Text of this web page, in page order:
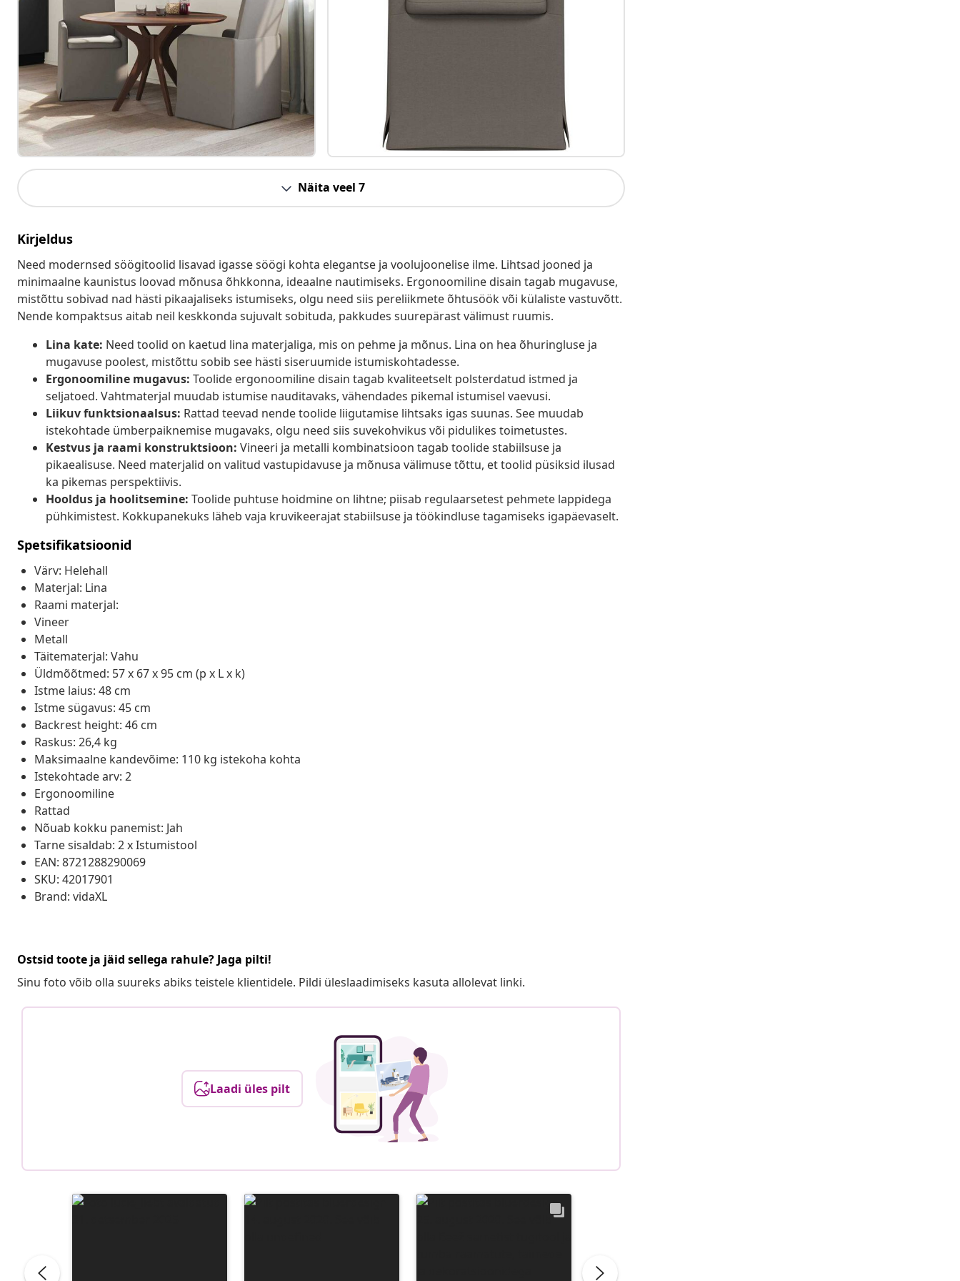
Näita veel 7
Kirjeldus
Need modernsed söögitoolid lisavad igasse söögi kohta elegantse ja voolujoonelise ilme. Lihtsad jooned ja
minimaalne kaunistus loovad mõnusa õhkkonna, ideaalne nautimiseks. Ergonoomiline disain tagab mugavuse,
mistõttu sobivad nad hästi pikaajaliseks istumiseks, olgu need siis pereliikmete õhtusöök või külaliste vastuvõtt.
Nende kompaktsus aitab neil keskkonda sujuvalt sobituda, pakkudes suurepärast välimust ruumis.
Lina kate: Need toolid on kaetud lina materjaliga, mis on pehme ja mõnus. Lina on hea õhuringluse ja
mugavuse poolest, mistõttu sobib see hästi siseruumide istumiskohtadesse.
Ergonoomiline mugavus: Toolide ergonoomiline disain tagab kvaliteetselt polsterdatud istmed ja
seljatoed. Vahtmaterjal muudab istumise nauditavaks, vähendades pikemal istumisel vaevusi.
Liikuv funktsionaalsus: Rattad teevad nende toolide liigutamise lihtsaks igas suunas. See muudab
istekohtade ümberpaiknemise mugavaks, olgu need siis suvekohvikus või pidulikes toimetustes.
Kestvus ja raami konstruktsioon: Vineeri ja metalli kombinatsioon tagab toolide stabiilsuse ja
pikaealisuse. Need materjalid on valitud vastupidavuse ja mõnusa välimuse tõttu, et toolid püsiksid ilusad
ka pikemas perspektiivis.
Hooldus ja hoolitsemine: Toolide puhtuse hoidmine on lihtne; piisab regulaarsetest pehmete lappidega
pühkimistest. Kokkupanekuks läheb vaja kruvikeerajat stabiilsuse ja töökindluse tagamiseks igapäevaselt.
Spetsifikatsioonid
Värv: Helehall
Materjal: Lina
Raami materjal:
Vineer
Metall
Täitematerjal: Vahu
Üldmõõtmed: 57 x 67 x 95 cm (p x L x k)
Istme laius: 48 cm
Istme sügavus: 45 cm
Backrest height: 46 cm
Raskus: 26,4 kg
Maksimaalne kandevõime: 110 kg istekoha kohta
Istekohtade arv: 2
Ergonoomiline
Rattad
Nõuab kokku panemist: Jah
Tarne sisaldab: 2 x Istumistool
EAN: 8721288290069
SKU: 42017901
Brand: vidaXL
Ostsid toote ja jäid sellega rahule? Jaga pilti!
Sinu foto võib olla suureks abiks teistele klientidele. Pildi üleslaadimiseks kasuta allolevat linki.
Laadi üles pilt